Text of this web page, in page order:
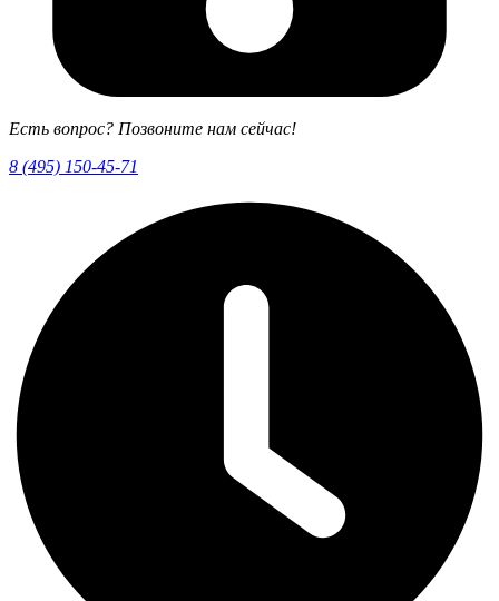
Есть вопрос? Позвоните нам сейчас!
8 (495) 150-45-71